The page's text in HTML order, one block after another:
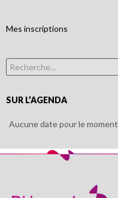
Mes inscriptions
Rechercher :
SUR L’AGENDA
Aucune date pour le moment